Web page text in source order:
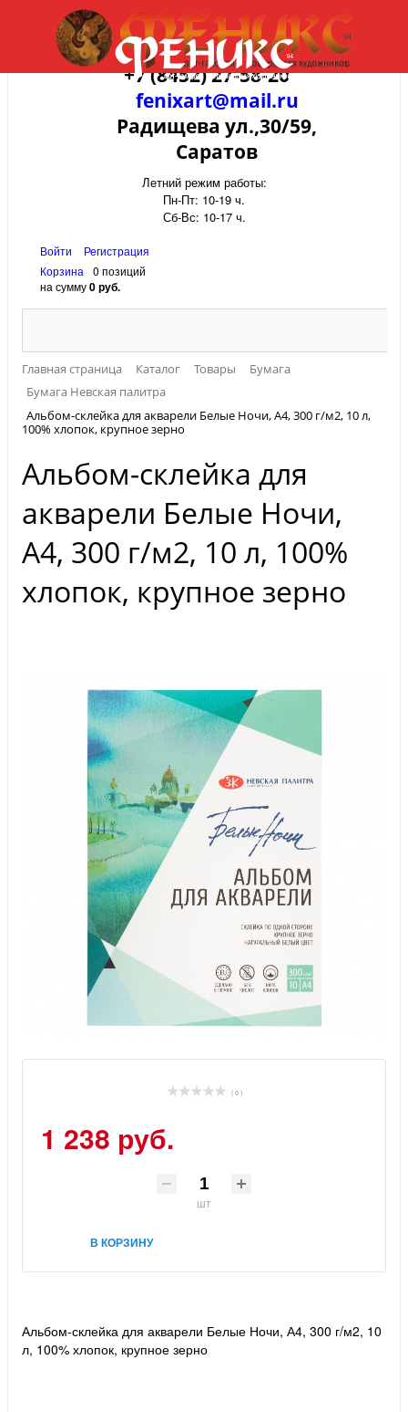
+7 (8452) 27-58-20
fenixart@mail.ru
Радищева ул.,30/59,
Саратов
Летний режим работы:
Пн-Пт: 10-19 ч.
Сб-Вс: 10-17 ч.
Войти
Регистрация
Корзина
0 позиций
на сумму0 руб.
Главная страница Каталог Товары
Бумага
Бумага Невская палитра
Альбом-склейка для акварели Белые Ночи, А4, 300 г/м2, 10 л,
100% хлопок, крупное зерно
Альбом-склейка для
акварели Белые Ночи,
А4, 300 г/м2, 10 л, 100%
хлопок, крупное зерно
( 0 )
1 238 руб.
шт
В КОРЗИНУ
Альбом-склейка для акварели Белые Ночи, А4, 300 г/м2, 10
л, 100% хлопок, крупное зерно